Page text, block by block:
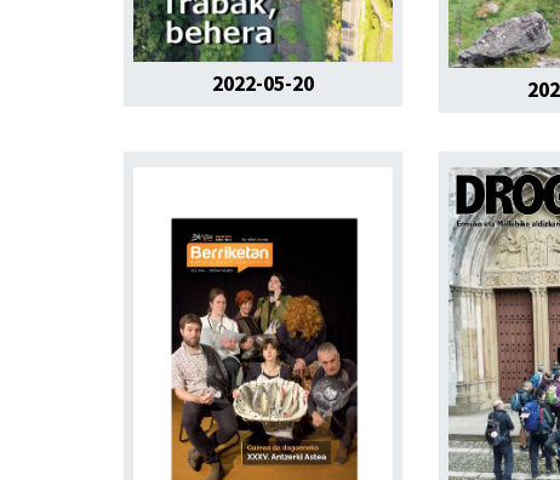
2022-05-20